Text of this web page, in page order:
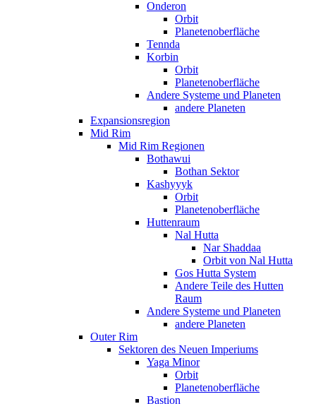
Onderon
Orbit
Planetenoberfläche
Tennda
Korbin
Orbit
Planetenoberfläche
Andere Systeme und Planeten
andere Planeten
Expansionsregion
Mid Rim
Mid Rim Regionen
Bothawui
Bothan Sektor
Kashyyyk
Orbit
Planetenoberfläche
Huttenraum
Nal Hutta
Nar Shaddaa
Orbit von Nal Hutta
Gos Hutta System
Andere Teile des Hutten
Raum
Andere Systeme und Planeten
andere Planeten
Outer Rim
Sektoren des Neuen Imperiums
Yaga Minor
Orbit
Planetenoberfläche
Bastion